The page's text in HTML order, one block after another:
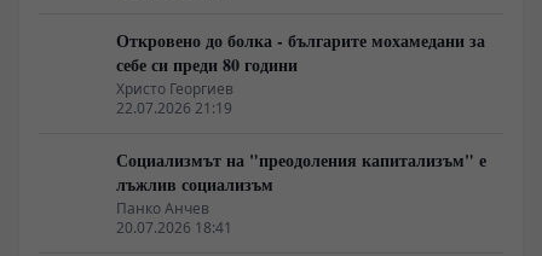
Откровено до болка - българите мохамедани за
себе си преди 80 години
Христо Георгиев
22.07.2026 21:19
Социализмът на "преодоления капитализъм" е
лъжлив социализъм
Панко Анчев
20.07.2026 18:41